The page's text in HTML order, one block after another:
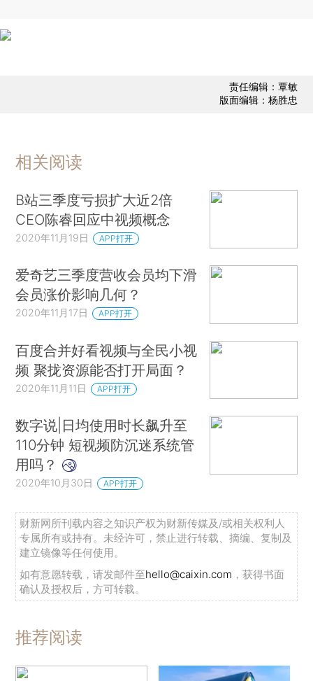
责任编辑：覃敏
版面编辑：杨胜忠
相关阅读
B站三季度亏损扩大近2倍
CEO陈睿回应中视频概念
2020年11月19日 APP打开
爱奇艺三季度营收会员均下滑
会员涨价影响几何？
2020年11月17日 APP打开
百度合并好看视频与全民小视
频 聚拢资源能否打开局面？
2020年11月11日 APP打开
数字说|日均使用时长飙升至
110分钟 短视频防沉迷系统管
用吗？
2020年10月30日 APP打开
财新网所刊载内容之知识产权为财新传媒及/或相关权利人
专属所有或持有。未经许可，禁止进行转载、摘编、复制及
建立镜像等任何使用。
如有意愿转载，请发邮件至hello@caixin.com ，获得书面
确认及授权后，方可转载。
推荐阅读